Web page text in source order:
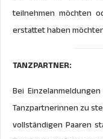
teilnehmen möchten
erstattet haben
TANZPARTNER:
Bei
Tanzpartnerinnen zu
vollständigen Paaren